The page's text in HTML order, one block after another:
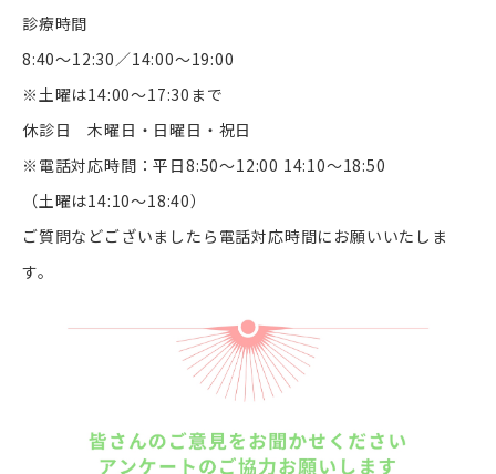
診療時間
8:40〜12:30／14:00〜19:00
※土曜は14:00～17:30まで
休診日 木曜日・日曜日・祝日
※電話対応時間：平日8:50〜12:00 14:10〜18:50
（土曜は14:10～18:40）
ご質問などございましたら電話対応時間にお願いいたしま
す。